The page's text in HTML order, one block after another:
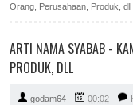
Orang, Perusahaan, Produk, dll
ARTI NAMA SYABAB -
PRODUK, DLL
godam64 00:02